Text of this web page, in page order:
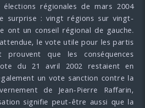
régionales de mars 2004
surprise : vingt régions sur vingt-
ont un conseil régional de gauche.
le vote utile pour les partis
prouvent que les conséquences
du 21 avril 2002 restaient en
un vote sanction contre la
de Jean-Pierre Raffarin,
signifie peut-être aussi que la